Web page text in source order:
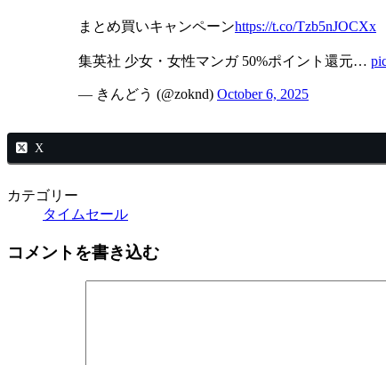
まとめ買いキャンペーンhttps://t.co/Tzb5nJOCXx
集英社 少女・女性マンガ 50%ポイント還元…
— きんどう (@zoknd) October 6, 2025
X
カテゴリー
タイムセール
コメントを書き込む